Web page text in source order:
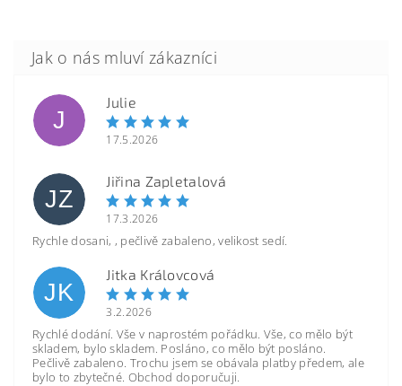
J
Julie
17.5.2026
JZ
Jiřina Zapletalová
17.3.2026
Rychle dosani, , pečlivě zabaleno, velikost sedí.
JK
Jitka Královcová
3.2.2026
Rychlé dodání. Vše v naprostém pořádku. Vše, co mělo být
skladem, bylo skladem. Posláno, co mělo být posláno.
Pečlivě zabaleno. Trochu jsem se obávala platby předem, ale
bylo to zbytečné. Obchod doporučuji.